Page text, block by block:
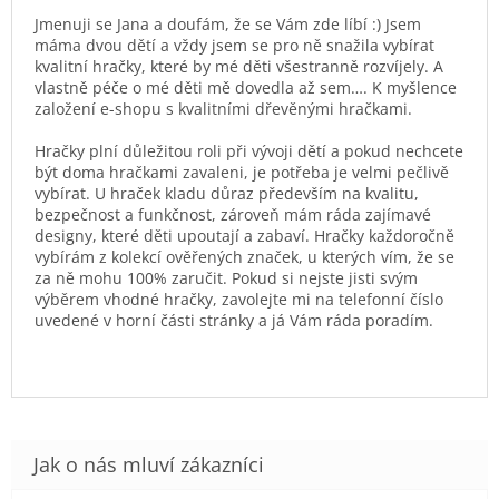
Jmenuji se Jana a doufám, že se Vám zde líbí :) Jsem
máma dvou dětí a vždy jsem se pro ně snažila vybírat
kvalitní hračky, které by mé děti všestranně rozvíjely. A
vlastně péče o mé děti mě dovedla až sem…. K myšlence
založení e-shopu s kvalitními dřevěnými hračkami.
Hračky plní důležitou roli při vývoji dětí a pokud nechcete
být doma hračkami zavaleni, je potřeba je velmi pečlivě
vybírat. U hraček kladu důraz především na kvalitu,
bezpečnost a funkčnost, zároveň mám ráda zajímavé
designy, které děti upoutají a zabaví. Hračky každoročně
vybírám z kolekcí ověřených značek, u kterých vím, že se
za ně mohu 100% zaručit. Pokud si nejste jisti svým
výběrem vhodné hračky, zavolejte mi na telefonní číslo
uvedené v horní části stránky a já Vám ráda poradím.